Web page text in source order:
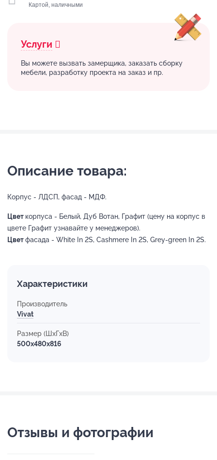
Картой, наличными
Услуги
Вы можете вызвать замерщика, заказать сборку
мебели, разработку проекта на заказ и пр.
Описание товара:
Корпус - ЛДСП, фасад - МДФ.
Цвет корпуса - Белый, Дуб Вотан, Графит (цену на корпус в
цвете Графит узнавайте у менеджеров).
Цветфасада - White In 2S, Cashmere In 2S, Grey-green In 2S.
Характеристики
Производитель
Vivat
Размер (ШхГхВ)
500x480x816
Отзывы и фотографии